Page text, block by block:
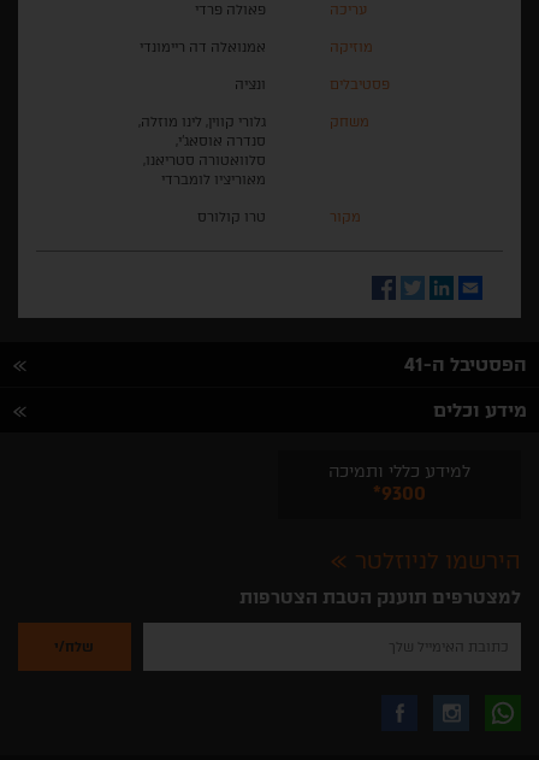
עריכה פאולה פרדי
מוזיקה אמנואלה דה ריימונדי
פסטיבלים ונציה
משחק
גלורי קווין, לינו מוזלה,
סנדרה אוסאג'י,
סלוואטורה סטריאנו,
מאוריציו לומברדי
מקור טרו קולורס
Email
LinkedIn
Twitter
Facebook
הפסטיבל ה-41
מידע וכלים
למידע כללי ותמיכה
*9300
הירשמו לניוזלטר
למצטרפים תוענק הטבת הצטרפות
להזין
שלך
לקבלת עקבו